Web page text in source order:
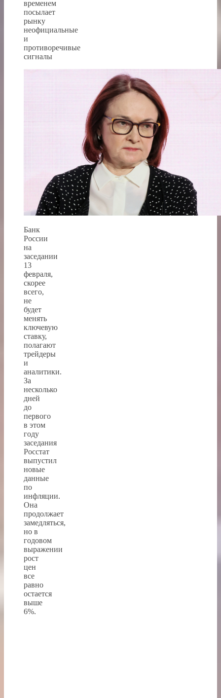
временем
посылает
рынку
неофициальные
и
противоречивые
сигналы
Банк
России
на
заседании
13
февраля,
скорее
всего,
не
будет
менять
ключевую
ставку,
полагают
трейдеры
и
аналитики.
За
несколько
дней
до
первого
в этом
году
заседания
Росстат
выпустил
новые
данные
по
инфляции.
Она
продолжает
замедляться,
но в
годовом
выражении
рост
цен
все
равно
остается
выше
6%.